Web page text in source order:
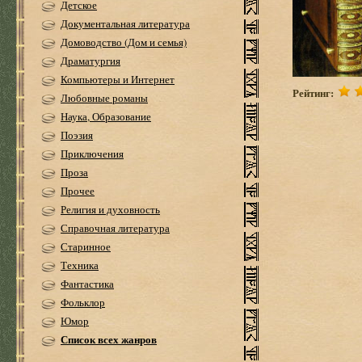
Детское
Документальная литература
Домоводство (Дом и семья)
Драматургия
Компьютеры и Интернет
Любовные романы
Наука, Образование
Поэзия
Приключения
Проза
Прочее
Религия и духовность
Справочная литература
Старинное
Техника
Фантастика
Фольклор
Юмор
Список всех жанров
Рейтинг: